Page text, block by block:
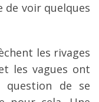
de voir quelques
les rivages
les vagues ont
question de se